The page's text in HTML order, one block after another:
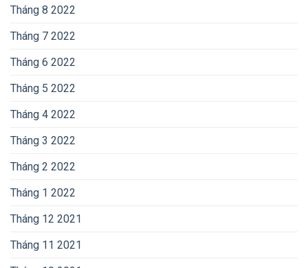
Tháng 8 2022
Tháng 7 2022
Tháng 6 2022
Tháng 5 2022
Tháng 4 2022
Tháng 3 2022
Tháng 2 2022
Tháng 1 2022
Tháng 12 2021
Tháng 11 2021